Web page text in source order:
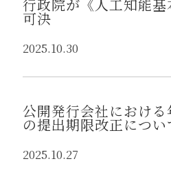
行政院が《人工知能基
可決
2025.10.30
公開発行会社におけ
の提出期限改正につい
2025.10.27